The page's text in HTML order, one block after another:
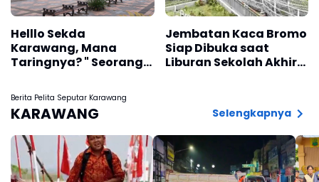
Helllo Sekda
Karawang, Mana
Taringnya? " Seorang
Manfaatkan WFH
Untuk Liburan ke Luar
Kota "
Jembatan Kaca Bromo
Siap Dibuka saat
Liburan Sekolah Akhir
Berita Pelita Seputar Karawang
KARAWANG Selengkapnya